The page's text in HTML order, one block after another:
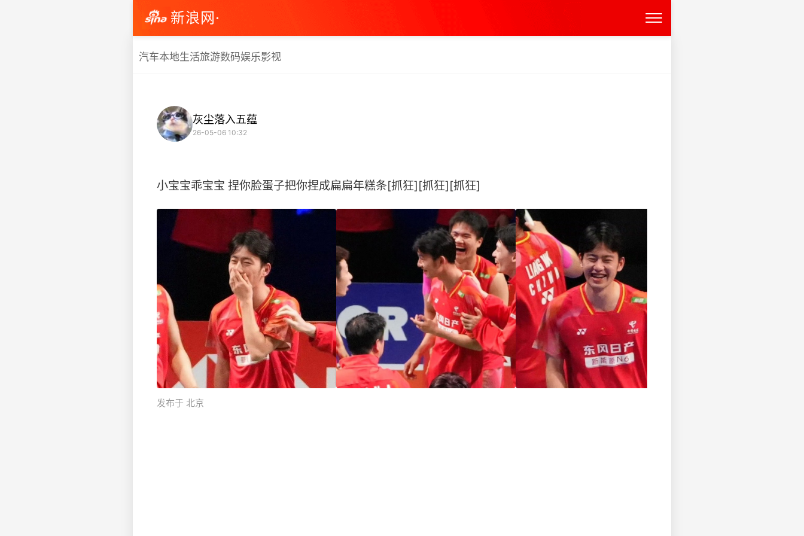
新浪网·
汽车本地生活旅游数码娱乐影视
灰尘落入五蕴
26-05-06 10:32
小宝宝乖宝宝 捏你脸蛋子把你捏成扁扁年糕条[抓狂][抓狂][抓狂] ​
发布于 北京